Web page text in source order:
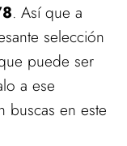
. Así que a
selección
puede ser
a ese
en este